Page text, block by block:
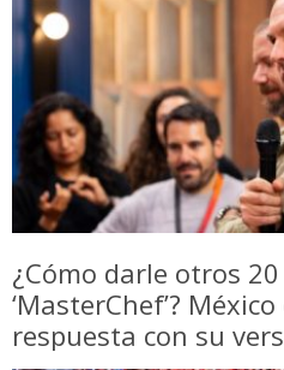
¿Cómo darle otros
‘MasterChef’?
respuesta con su